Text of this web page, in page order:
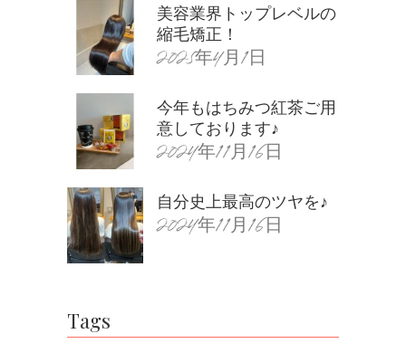
美容業界トップレベルの
縮毛矯正！
2025年4月1日
今年もはちみつ紅茶ご用
意しております♪
2024年11月16日
自分史上最高のツヤを♪
2024年11月16日
Tags